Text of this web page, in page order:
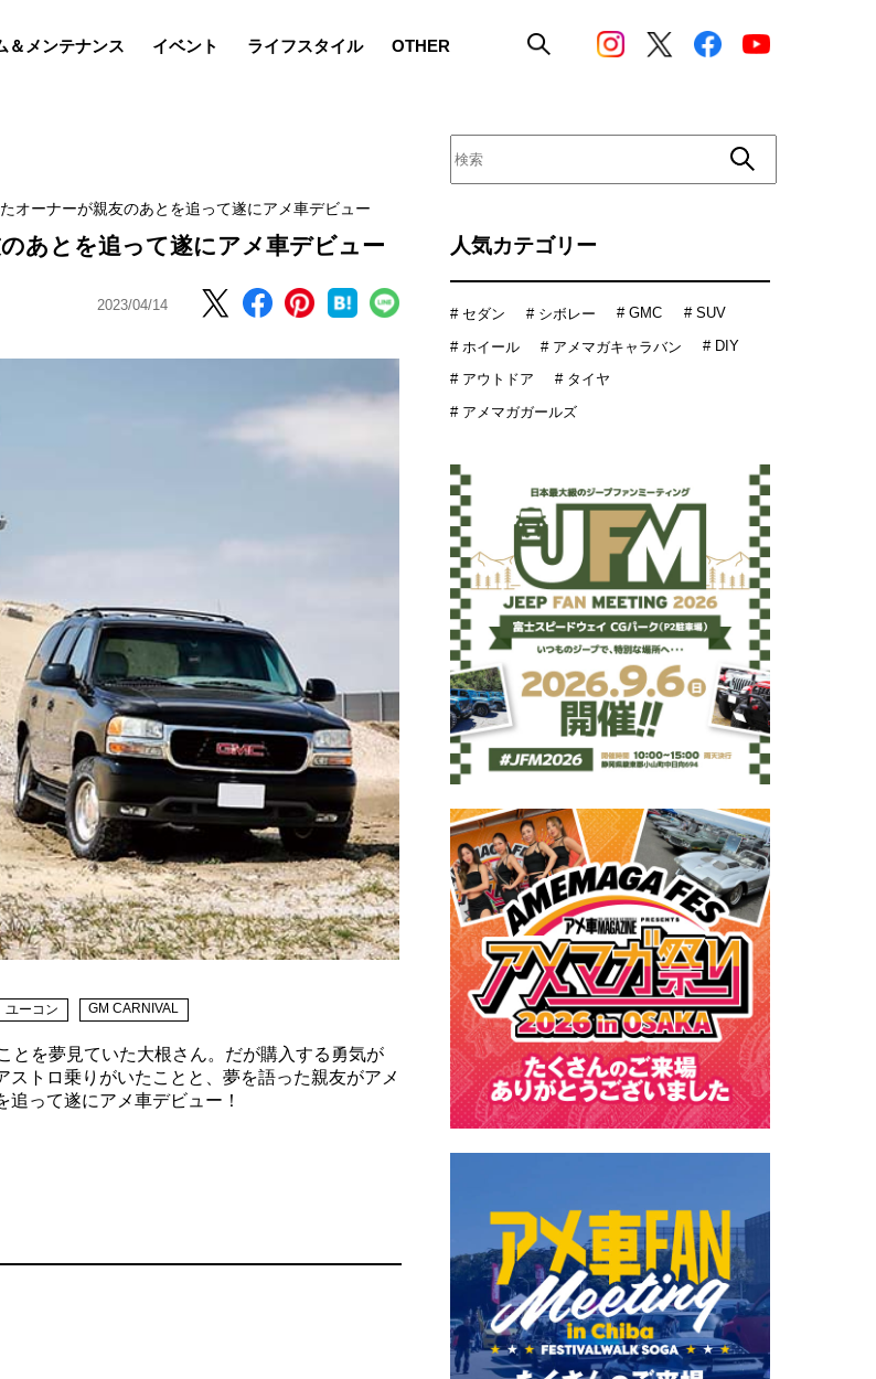
＆メンテナンス イベント ライフスタイル OTHER
オーナーが親友のあとを追って遂にアメ車デビュー
あとを追って遂にアメ車デビュー
2023/04/14
ユーコン GM CARNIVAL
とを夢見ていた大根さん。だが購入する勇気が
トロ乗りがいたことと、夢を語った親友がアメ
って遂にアメ車デビュー！
人気カテゴリー
# セダン # シボレー # GMC # SUV
# ホイール # アメマガキャラバン # DIY
# アウトドア
# タイヤ
# アメマガガールズ